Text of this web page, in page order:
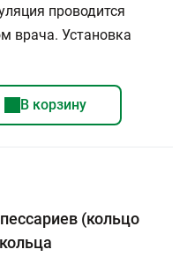
проводится
врача. Установка
В корзину
(кольцо